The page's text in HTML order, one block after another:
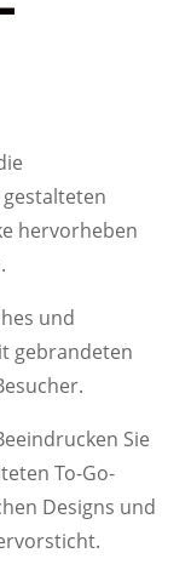
hervorheben
und
gebrandeten
Sie
To-Go-
Designs und